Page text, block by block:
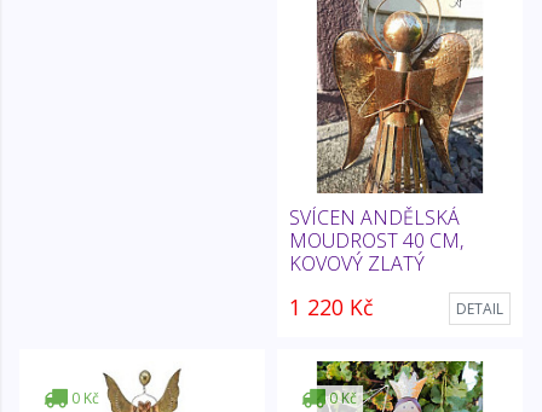
SVÍCEN ANDĚLSKÁ
MOUDROST 40 CM,
KOVOVÝ ZLATÝ
1 220 Kč DETAIL
0 Kč 0 Kč